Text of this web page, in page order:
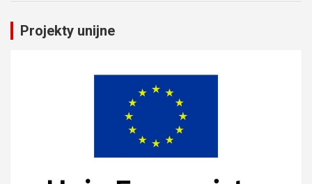
Projekty unijne